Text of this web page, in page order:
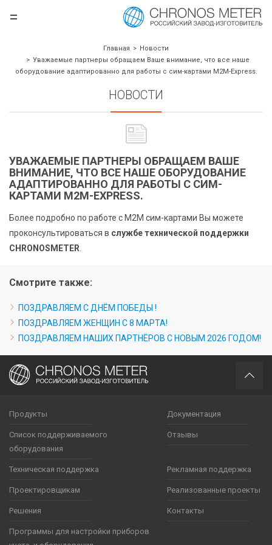
=
Главная
Новости
Уважаемые партнеры обращаем Ваше внимание, что все наше
оборудование адаптированно для работы с сим-картами М2М-Express.
НОВОСТИ
УВАЖАЕМЫЕ ПАРТНЕРЫ ОБРАЩАЕМ ВАШЕ
ВНИМАНИЕ, ЧТО ВСЕ НАШЕ ОБОРУДОВАНИЕ
АДАПТИРОВАННО ДЛЯ РАБОТЫ С СИМ-
КАРТАМИ М2М-EXPRESS.
Более подробно по работе с М2М сим-картами Вы можете
проконсультироваться в службе технической поддержки
CHRONOSMETER
Смотрите также:
ПОЗДРАВЛЯЕМ С ДНЁМ ПОБЕДЫ !
ПОЗДРАВЛЯЕМ ЖЕНЩИН С 8 МАРТА!
ПОЗДРАВЛЯЕМ НАШИХ ПАРТНЁРОВ С НОВЫМ 2026 ГОДОМ!
Продукты Документация
Список поддерживаемого
оборудования
Отзывы
Техническая поддержка Рекламная поддержка
Проектировщикам Реализованные проекты
Решения Контакты
Программы для настройки приборов